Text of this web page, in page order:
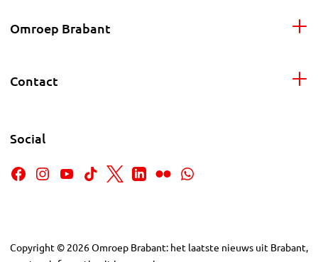
Omroep Brabant
Contact
Social
Copyright © 2026Omroep Brabant: het laatste nieuws uit Brabant,